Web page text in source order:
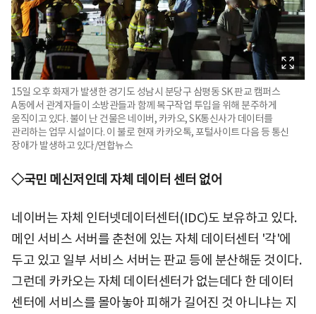
15일 오후 화재가 발생한 경기도 성남시 분당구 삼평동 SK 판교 캠퍼스
A동에서 관계자들이 소방관들과 함께 복구작업 투입을 위해 분주하게
움직이고 있다. 불이 난 건물은 네이버, 카카오, SK통신사가 데이터를
관리하는 업무 시설이다. 이 불로 현재 카카오톡, 포털사이트 다음 등 통신
장애가 발생하고 있다/연합뉴스
◇국민 메신저인데 자체 데이터 센터 없어
네이버는 자체 인터넷데이터센터(IDC)도 보유하고 있다.
메인 서비스 서버를 춘천에 있는 자체 데이터센터 '각'에
두고 있고 일부 서비스 서버는 판교 등에 분산해둔 것이다.
그런데 카카오는 자체 데이터센터가 없는데다 한 데이터
센터에 서비스를 몰아놓아 피해가 길어진 것 아니냐는 지